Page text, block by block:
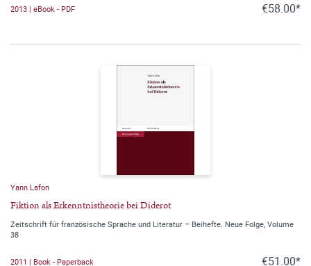
2013 | eBook - PDF €58.00*
Yann Lafon
Fiktion als Erkenntnistheorie bei Diderot
Zeitschrift für französische Sprache und Literatur – Beihefte. Neue Folge, Volume
38
2011 | Book - Paperback €51.00*